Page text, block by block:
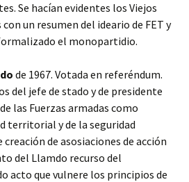
Se hacían evidentes los Viejos
un resumen del ideario de FET y
el monopartidio.
de 1967. Votada en referéndum.
del jefe de stado y de presidente
las Fuerzas armadas como
territorial y de la seguridad
de asosiaciones de acción
del Llamdo recurso del
acto que vulnere los principios de